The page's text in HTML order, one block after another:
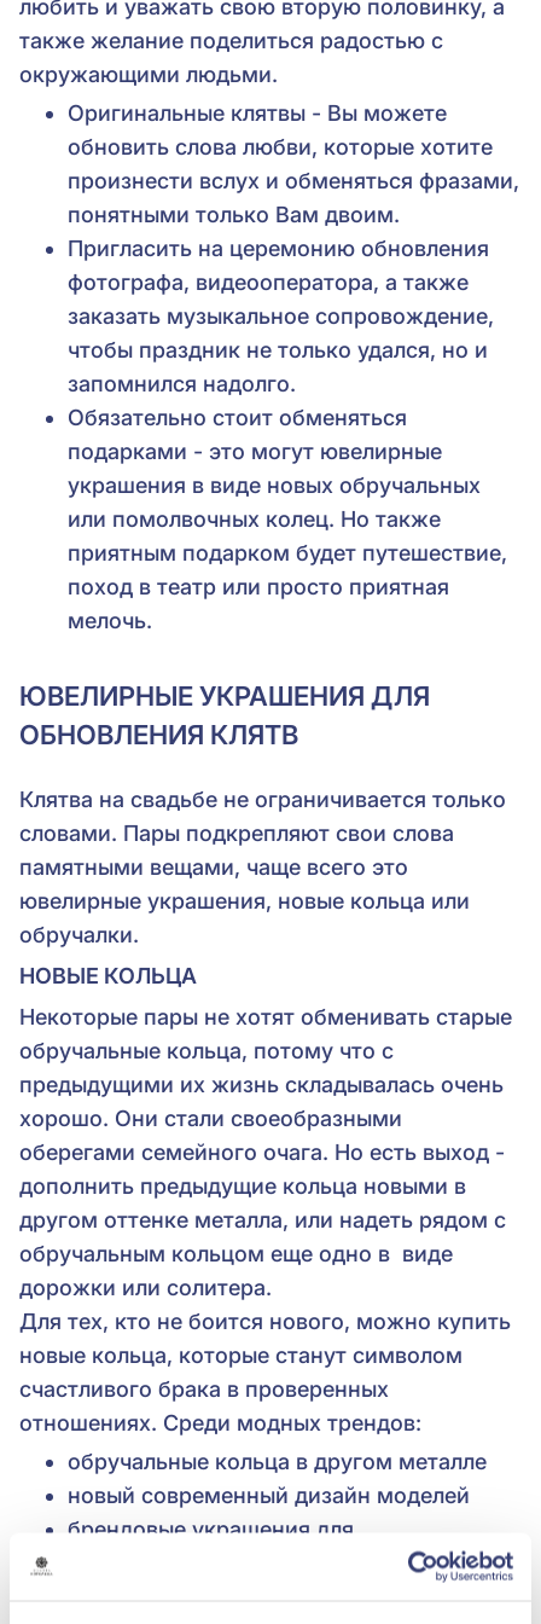
любить и уважать свою вторую половинку, а
также желание поделиться радостью с
окружающими людьми.
Оригинальные клятвы - Вы можете
обновить слова любви, которые хотите
произнести вслух и обменяться фразами,
понятными только Вам двоим.
Пригласить на церемонию обновления
фотографа, видеооператора, а также
заказать музыкальное сопровождение,
чтобы праздник не только удался, но и
запомнился надолго.
Обязательно стоит обменяться
подарками - это могут ювелирные
украшения в виде новых обручальных
или помолвочных колец. Но также
приятным подарком будет путешествие,
поход в театр или просто приятная
мелочь.
ЮВЕЛИРНЫЕ УКРАШЕНИЯ ДЛЯ
ОБНОВЛЕНИЯ КЛЯТВ
Клятва на свадьбе не ограничивается только
словами. Пары подкрепляют свои слова
памятными вещами, чаще всего это
ювелирные украшения, новые кольца или
обручалки.
НОВЫЕ КОЛЬЦА
Некоторые пары не хотят обменивать старые
обручальные кольца, потому что с
предыдущими их жизнь складывалась очень
хорошо. Они стали своеобразными
оберегами семейного очага. Но есть выход -
дополнить предыдущие кольца новыми в
другом оттенке металла, или надеть рядом с
обручальным кольцом еще одно в виде
дорожки или солитера.
Для тех, кто не боится нового, можно купить
новые кольца, которые станут символом
счастливого брака в проверенных
отношениях. Среди модных трендов:
обручальные кольца в другом металле
новый современный дизайн моделей
брендовые украшения для